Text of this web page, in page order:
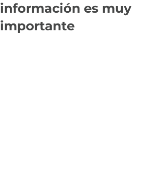
información es muy
importante